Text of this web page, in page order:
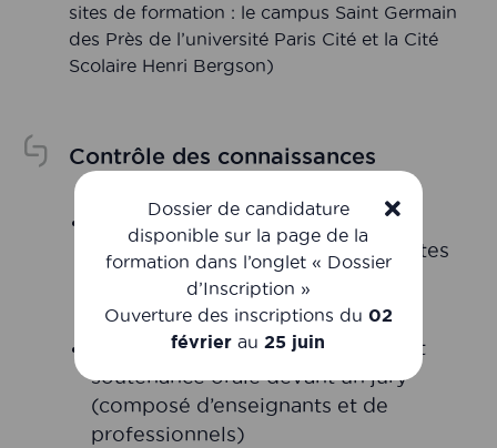
Dossier de candidature
disponible sur la page de la
formation dans l’onglet « Dossier
d’Inscription »
Ouverture des inscriptions du 02
févrierau 25 juin
sites de formation : le campus Saint Germain
des Près de l’université Paris Cité et la Cité
Scolaire Henri Bergson)
Contrôle des connaissances
Contrôle continu (examen écrit,
examen oral, tests en ligne, comptes
rendus de travaux pratiques,
d’exposés de synthèse)
Mémoire écrit individuellement et
soutenance orale devant un jury
(composé d’enseignants et de
professionnels)